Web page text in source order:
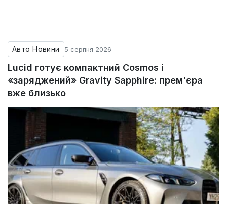
Авто Новини 5 серпня 2026
Lucid готує компактний Cosmos і
«заряджений» Gravity Sapphire: прем'єра
вже близько